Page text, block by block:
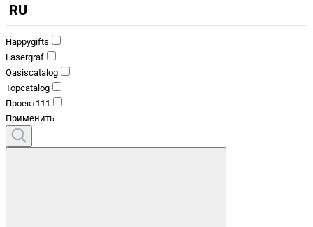
RU
Happygifts
Lasergraf
Oasiscatalog
Topcatalog
Проект111
Применить